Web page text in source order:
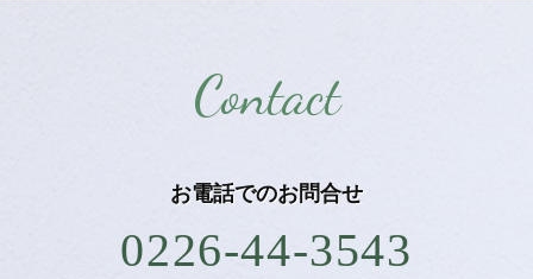
Contact
お電話でのお問合せ
0226-44-3543